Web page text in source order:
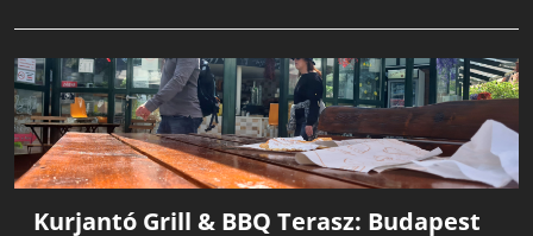
Kurjantó Grill & BBQ Terasz: Budapest